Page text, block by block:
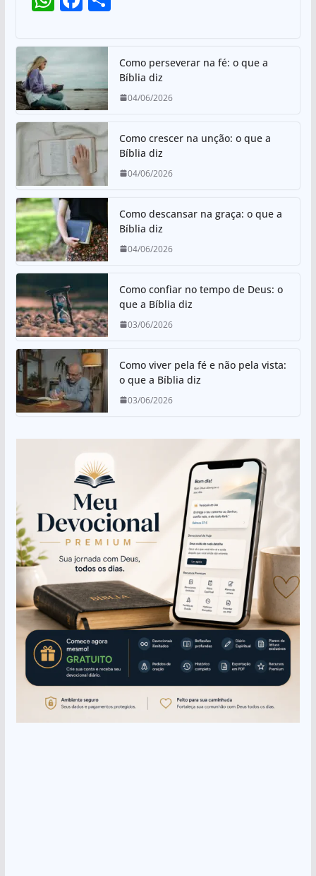
p o
k
at
A
p
p
c
e
b
o
o
k
e
Como perseverar na fé: o que a
Bíblia diz
04/06/2026
Como crescer na unção: o que a
Bíblia diz
04/06/2026
Como descansar na graça: o que a
Bíblia diz
04/06/2026
Como confiar no tempo de Deus: o
que a Bíblia diz
03/06/2026
Como viver pela fé e não pela vista:
o que a Bíblia diz
03/06/2026